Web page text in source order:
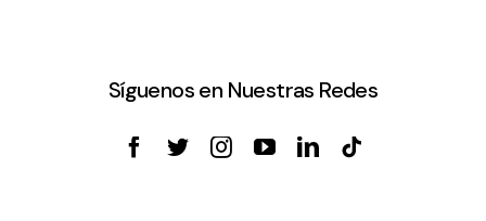
Síguenos en Nuestras Redes